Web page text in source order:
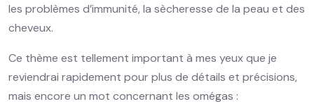
les problèmes d’immunité, la sècheresse de la peau et des
cheveux.
Ce thème est tellement important à mes yeux que je
reviendrai rapidement pour plus de détails et précisions,
mais encore un mot concernant les omégas :